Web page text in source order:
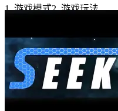
1.游戏模式2.游戏玩法